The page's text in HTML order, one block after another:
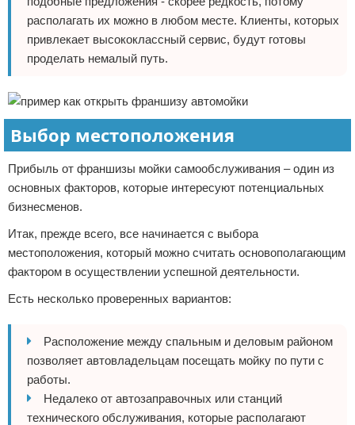
располагать их можно в любом месте. Клиенты, которых
привлекает высококлассный сервис, будут готовы
проделать немалый путь.
Выбор местоположения
Прибыль от франшизы мойки самообслуживания – один из
основных факторов, которые интересуют потенциальных
бизнесменов.
Итак, прежде всего, все начинается с выбора
местоположения, который можно считать основополагающим
фактором в осуществлении успешной деятельности.
Есть несколько проверенных вариантов:
Расположение между спальным и деловым районом
позволяет автовладельцам посещать мойку по пути с
работы.
Недалеко от автозаправочных или станций
технического обслуживания, которые располагают